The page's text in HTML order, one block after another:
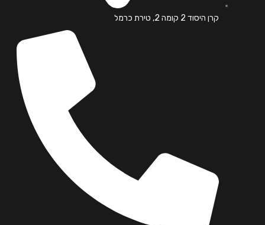
קרן היסוד 2 קומה 2, טירת כרמל